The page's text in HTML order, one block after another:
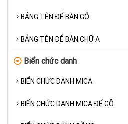
BẢNG TÊN ĐỂ BÀN GỖ
BẢNG TÊN ĐỂ BÀN CHỮ A
Biển chức danh
BIỂN CHỨC DANH MICA
BIỂN CHỨC DANH MICA ĐẾ GỖ